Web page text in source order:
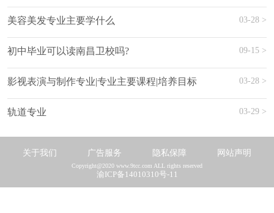
美容美发专业主要学什么 03-28 >
初中毕业可以读南昌卫校吗? 09-15 >
影视表演与制作专业|专业主要课程|培养目标 03-28 >
轨道专业 03-29 >
关于我们 广告服务 隐私保障 网站声明
Copyright@2020 www.9tcc.com ALL rights reserved
渝ICP备14010310号-11